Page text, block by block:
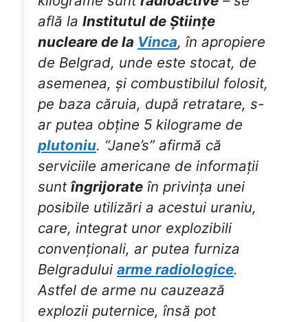
află la Institutul de Științe
nucleare de la Vinca, în apropiere
de Belgrad, unde este stocat, de
asemenea, și combustibilul folosit,
pe baza căruia, după retratare, s-
ar putea obține 5 kilograme de
plutoniu. “Jane’s” afirmă că
serviciile americane de informații
sunt îngrijorate în privința unei
posibile utilizări a acestui uraniu,
care, integrat unor explozibili
convenționali, ar putea furniza
Belgradului arme radiologice.
Astfel de arme nu cauzează
explozii puternice, însă pot